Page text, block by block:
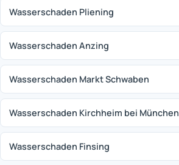
Wasserschaden Pliening
Wasserschaden Anzing
Wasserschaden Markt Schwaben
Wasserschaden Kirchheim bei München
Wasserschaden Finsing